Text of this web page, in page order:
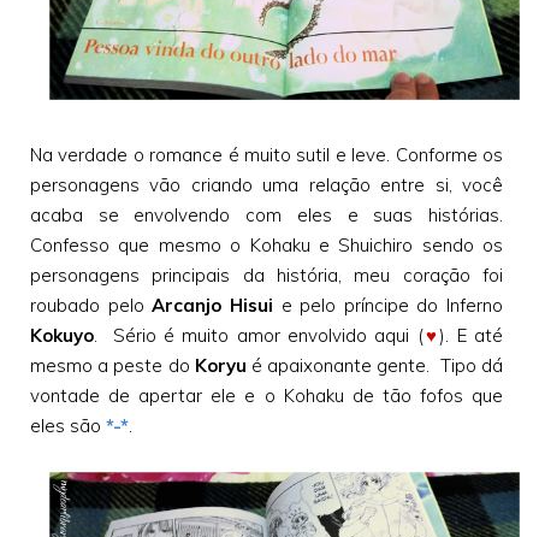
Na verdade o romance é muito sutil e leve. Conforme os
personagens vão criando uma relação entre si, você
acaba se envolvendo com eles e suas histórias.
Confesso que mesmo o Kohaku e Shuichiro sendo os
personagens principais da história, meu coração foi
roubado peloArcanjo Hisui e pelo príncipe do Inferno
Kokuyo. Sério é muito amor envolvido aqui (♥). E até
mesmo a peste do Koryu é apaixonante gente. Tipo dá
vontade de apertar ele e o Kohaku de tão fofos que
eles são *-*.